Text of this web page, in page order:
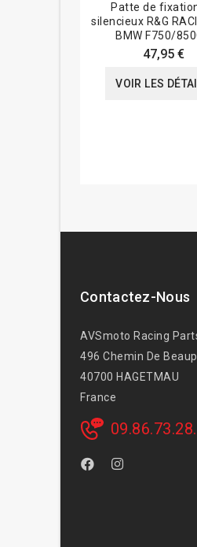
Patte de
silencieux R&G
BMW F750/
47,95 €
VOIR LES
Contactez-Nous
AVSmoto Racing
496 Chemin De
40700 HAGETMAU
France